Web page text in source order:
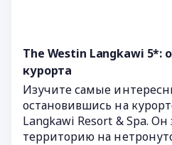
The Westin Langkawi 5*:
курорта
Изучите самые
остановившись на
Langkawi Resort & Spa.
территорию на